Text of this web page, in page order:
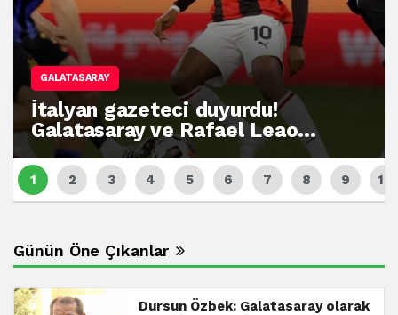
GALATASARAY
İtalyan gazeteci duyurdu!
Galatasaray ve Rafael Leao…
Günün Öne Çıkanlar
Dursun Özbek: Galatasaray olarak